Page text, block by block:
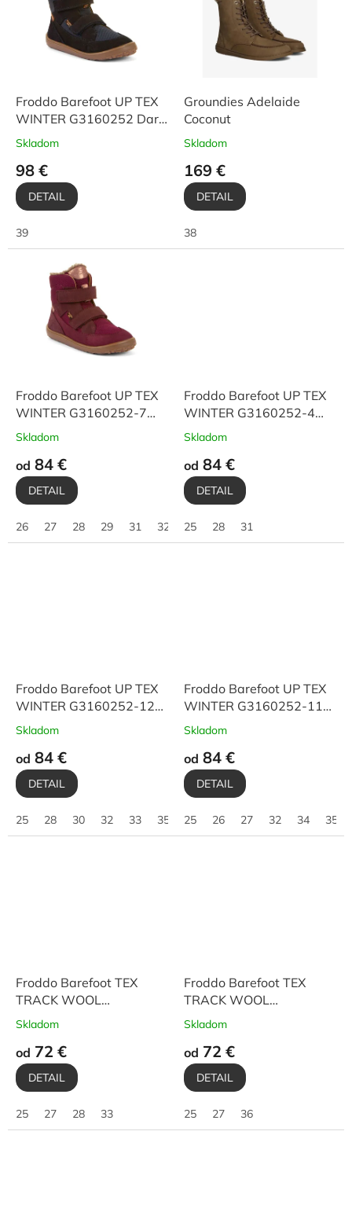
u
Froddo Barefoot UP TEX
WINTER G3160252 Dark
Blue
Skladom
98 €
DETAIL
39
Groundies Adelaide
Coconut
Skladom
169 €
DETAIL
38
Froddo Barefoot UP TEX
WINTER G3160252-7
Bordeaux
Skladom
od 84 €
DETAIL
26 27 28 29 31 32 34 36 39
Froddo Barefoot UP TEX
WINTER G3160252-4
Petroleum
Skladom
od 84 €
DETAIL
25 28 31
Froddo Barefoot UP TEX
WINTER G3160252-12
Black
Skladom
od 84 €
DETAIL
25 28 30 32 33 35
Froddo Barefoot UP TEX
WINTER G3160252-11
Stars
Skladom
od 84 €
DETAIL
25 26 27 32 34 35
Froddo Barefoot TEX
TRACK WOOL
G3160251-6 Bordeaux
Skladom
od 72 €
DETAIL
25 27 28 33
Froddo Barefoot TEX
TRACK WOOL
G3160251-2 Olive
Skladom
od 72 €
DETAIL
25 27 36